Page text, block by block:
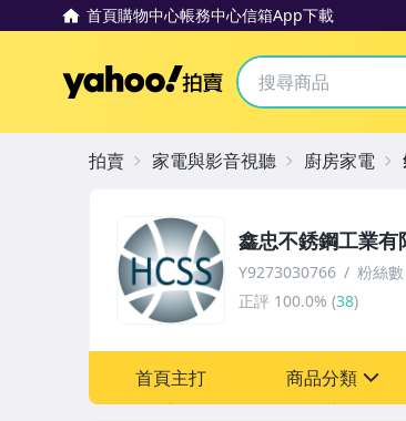
首頁購物中心帳務中心信箱App下載
Yahoo拍賣
鑫忠不銹鋼工業有
Y9273030766 粉絲數
正評 100.0% (38)
首頁主打 商品分類
拍賣 家電與影音視聽 廚房家電